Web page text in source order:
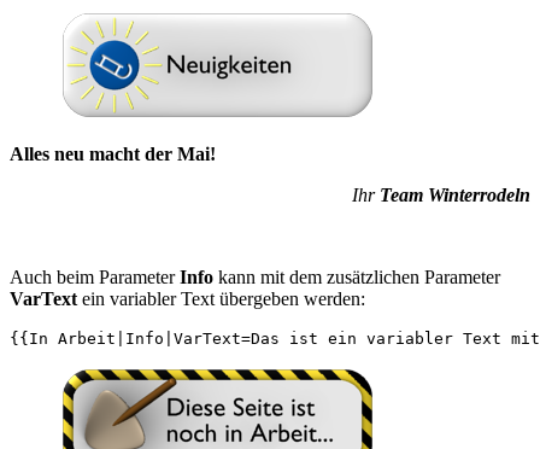
Alles neu macht der Mai!
Ihr Team Winterrodeln
Auch beim ParameterInfo kann mit dem zusätzlichen Parameter
VarText ein variabler Text übergeben werden: